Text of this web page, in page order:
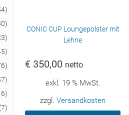
CONIC CUP Loungepolster mit
Lehne
€ 350,00 netto
exkl. 19 % MwSt.
zzgl. Versandkosten
(7)